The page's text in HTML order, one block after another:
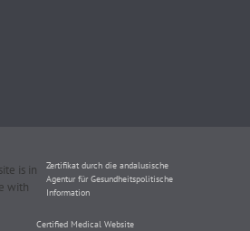
Zertifikat durch die andalusische
Agentur für Gesundheitspolitische
Information
Certified Medical Website